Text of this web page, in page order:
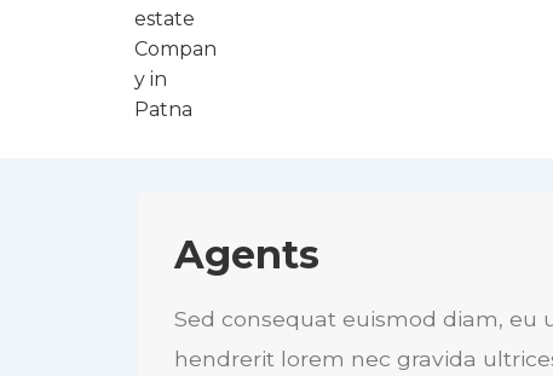
Agents
Sed consequat euismod diam, eu
hendrerit lorem nec gravida